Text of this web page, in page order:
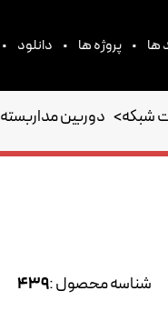
ها • پروژه ها • دانلود •
شبکه> دوربین مداربسته IP FULL HD
شناسه محصول :439